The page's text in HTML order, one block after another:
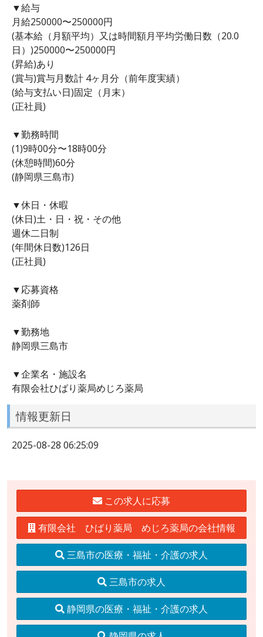
▼給与
月給250000〜250000円
(基本給（月額平均）又は時間額月平均労働日数（20.0
日）)250000〜250000円
(昇給)あり
(賞与)賞与月数計 4ヶ月分（前年度実績）
(給与支払い日)固定（月末）
(正社員)
▼勤務時間
(1)9時00分〜18時00分
(休憩時間)60分
(静岡県三島市)
▼休日・休暇
(休日)土・日・祝・その他
週休二日制
(年間休日数)126日
(正社員)
▼応募資格
薬剤師
▼勤務地
静岡県三島市
▼企業名・施設名
有限会社ひばり薬局めじろ薬局
情報更新日
2025-08-28 06:25:09
この求人に応募
有限会社 ひばり薬局 めじろ薬局の会社情報
三島市の医療・福祉・介護の求人
三島市の求人
静岡県の医療・福祉・介護の求人